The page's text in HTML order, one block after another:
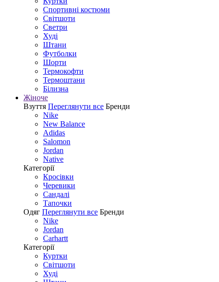
Спортивні костюми
Світшоти
Светри
Худі
Штани
Футболки
Шорти
Термокофти
Термоштани
Білизна
Жіноче
Взуття Переглянути все Бренди
Nike
New Balance
Adidas
Salomon
Jordan
Native
Категорії
Кросівки
Черевики
Сандалі
Tапочки
Одяг Переглянути все Бренди
Nike
Jordan
Carhartt
Категорії
Куртки
Світшоти
Худі